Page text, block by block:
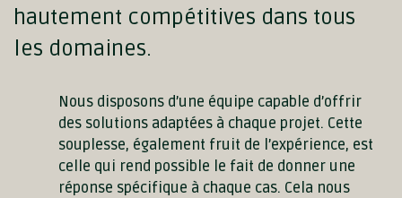
hautement compétitives dans tous
les domaines.
Nous disposons d’une équipe capable d’offrir
des solutions adaptées à chaque projet. Cette
souplesse, également fruit de l’expérience, est
celle qui rend possible le fait de donner une
réponse spécifique à chaque cas. Cela nous